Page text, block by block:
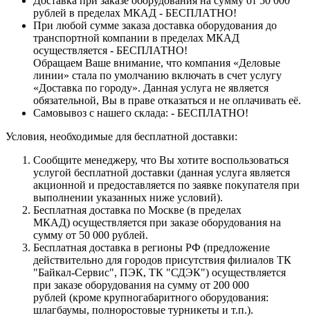
рублей в пределах МКАД - БЕСПЛАТНО!
При любой сумме заказа доставка оборудования до
транспортной компании в пределах МКАД
осуществляется - БЕСПЛАТНО!
Обращаем Ваше внимание, что компания «Деловые
линии» стала по умолчанию включать в счет услугу
«Доставка по городу». Данная услуга не является
обязательной, Вы в праве отказаться и не оплачивать её.
Самовывоз с нашего склада: - БЕСПЛАТНО!
Условия, необходимые для бесплатной доставки:
Сообщите менеджеру, что Вы хотите воспользоваться
услугой бесплатной доставки (данная услуга является
акционной и предоставляется по заявке покупателя при
выполнении указанных ниже условий).
Бесплатная доставка по Москве (в пределах
МКАД) осуществляется при заказе оборудования на
сумму от 50 000 рублей.
Бесплатная доставка в регионы РФ (предложение
действительно для городов присутствия филиалов ТК
"Байкал-Сервис", ПЭК, ТК "СДЭК") осуществляется
при заказе оборудования на сумму от 200 000
рублей (кроме крупногабаритного оборудования:
шлагбаумы, полноростовые турникеты и т.п.).